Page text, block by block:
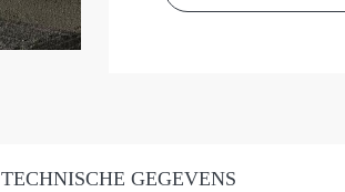
TECHNISCHE GEGEVENS